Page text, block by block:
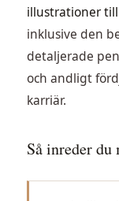
illustrationer
inklusive den
detaljerade
och andligt
karriär.
Så inreder